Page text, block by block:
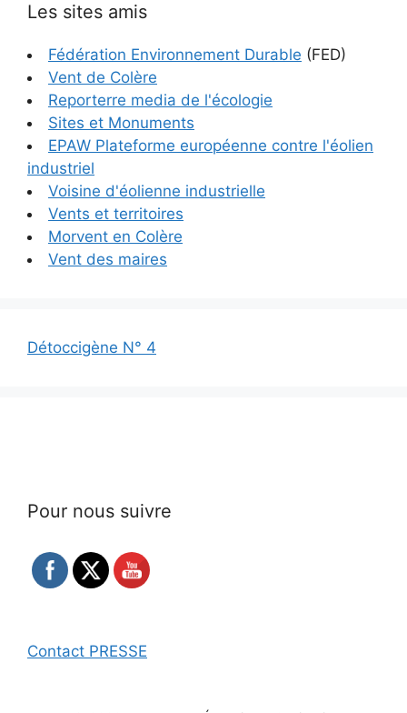
Les sites amis
Fédération Environnement Durable (FED)
Vent de Colère
Reporterre media de l'écologie
Sites et Monuments
EPAW Plateforme européenne contre l'éolien
industriel
Voisine d'éolienne industrielle
Vents et territoires
Morvent en Colère
Vent des maires
Détoccigène N° 4
Pour nous suivre
Contact PRESSE